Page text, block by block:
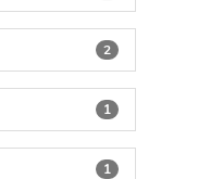
2
1
1